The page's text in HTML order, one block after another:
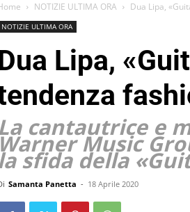
NOTIZIE ULTIMA ORA Dua Lipa,
NOTIZIE ULTIMA ORA
Lipa,
La cantautrice e
Warner Music
sfida della
Samanta Panetta - 18 Aprile 2020